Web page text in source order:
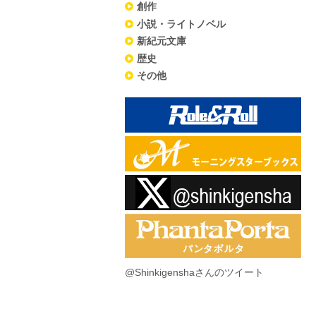
創作
小説・ライトノベル
新紀元文庫
歴史
その他
@Shinkigenshaさんのツイート